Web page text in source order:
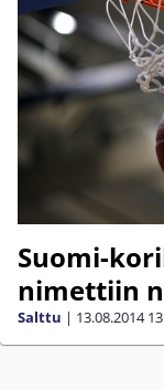
Suomi-
nimettiin
Salttu | 13.08.2014